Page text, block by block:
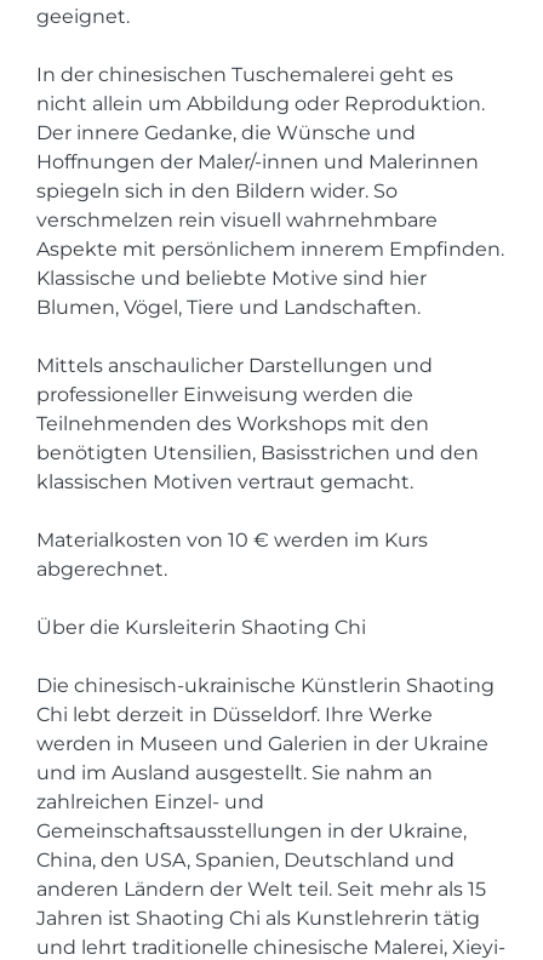
geeignet.
In der chinesischen Tuschemalerei geht es
nicht allein um Abbildung oder Reproduktion.
Der innere Gedanke, die Wünsche und
Hoffnungen der Maler/-innen und Malerinnen
spiegeln sich in den Bildern wider. So
verschmelzen rein visuell wahrnehmbare
Aspekte mit persönlichem innerem Empfinden.
Klassische und beliebte Motive sind hier
Blumen, Vögel, Tiere und Landschaften.
Mittels anschaulicher Darstellungen und
professioneller Einweisung werden die
Teilnehmenden des Workshops mit den
benötigten Utensilien, Basisstrichen und den
klassischen Motiven vertraut gemacht.
Materialkosten von 10 € werden im Kurs
abgerechnet.
Über die Kursleiterin Shaoting Chi
Die chinesisch-ukrainische Künstlerin Shaoting
Chi lebt derzeit in Düsseldorf. Ihre Werke
werden in Museen und Galerien in der Ukraine
und im Ausland ausgestellt. Sie nahm an
zahlreichen Einzel- und
Gemeinschaftsausstellungen in der Ukraine,
China, den USA, Spanien, Deutschland und
anderen Ländern der Welt teil. Seit mehr als 15
Jahren ist Shaoting Chi als Kunstlehrerin tätig
und lehrt traditionelle chinesische Malerei, Xieyi-